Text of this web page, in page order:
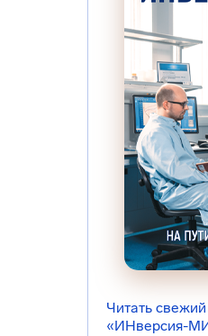
Читать
«ИНверсия-